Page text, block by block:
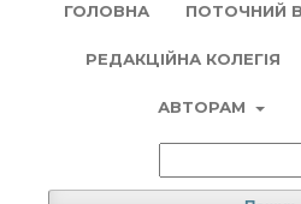
ГОЛОВНА ПОТОЧНИЙ
РЕДАКЦІЙНА КОЛЕГІЯ
АВТОРАМ